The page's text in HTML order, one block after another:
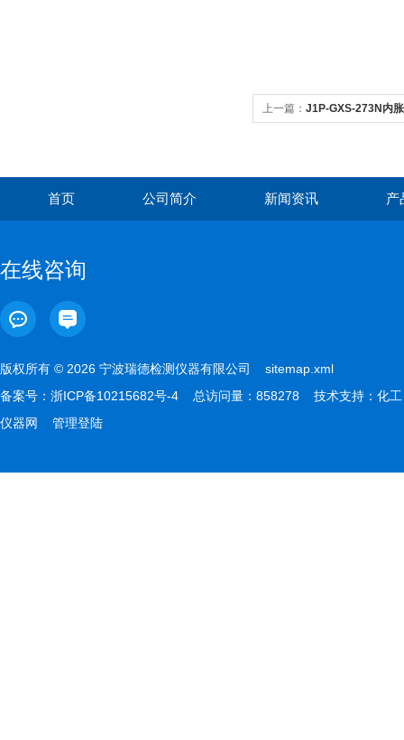
上一篇： J1P-GXS-273N内
首页 公司简介 新闻资讯 产
在线咨询
版权所有 © 2026 宁波瑞德检测仪器有限公司 sitemap.xml
备案号： 浙ICP备10215682号-4 总访问量：858278 技术支持： 化工
仪器网
管理登陆